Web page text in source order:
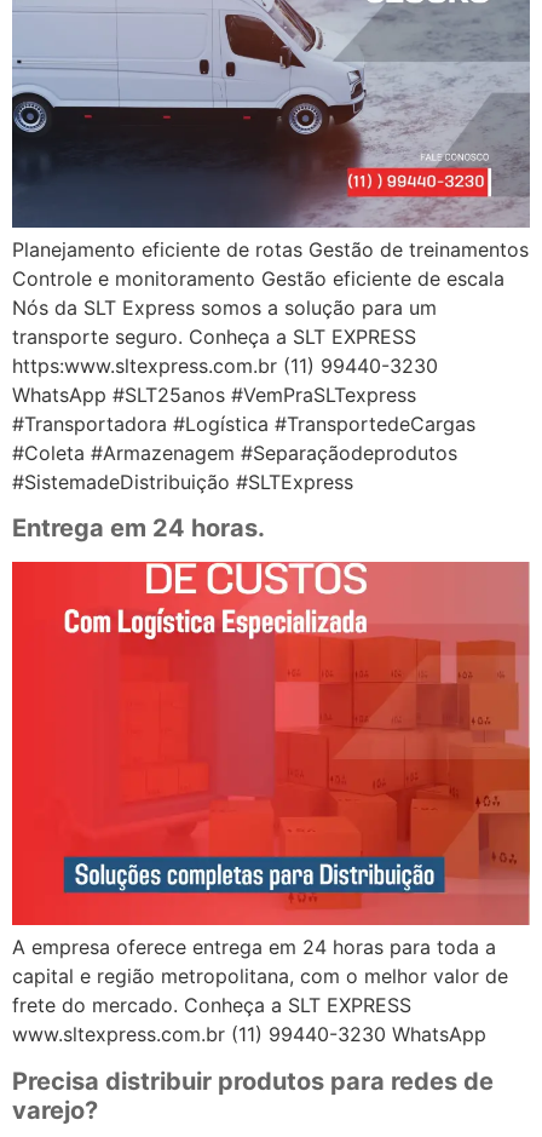
Planejamento eficiente de rotas Gestão de treinamentos
Controle e monitoramento Gestão eficiente de escala
Nós da SLT Express somos a solução para um
transporte seguro. Conheça a SLT EXPRESS
https:www.sltexpress.com.br (11) 99440-3230
WhatsApp #SLT25anos #VemPraSLTexpress
#Transportadora #Logística #TransportedeCargas
#Coleta #Armazenagem #Separaçãodeprodutos
#SistemadeDistribuição #SLTExpress
Entrega em 24 horas.
A empresa oferece entrega em 24 horas para toda a
capital e região metropolitana, com o melhor valor de
frete do mercado. Conheça a SLT EXPRESS
www.sltexpress.com.br (11) 99440-3230 WhatsApp
Precisa distribuir produtos para redes de
varejo?